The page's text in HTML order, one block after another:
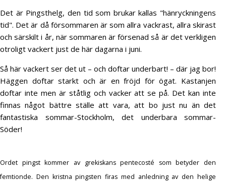
Det är Pingsthelg, den tid som brukar kallas "hänryckningens
tid". Det är då försommaren är som allra vackrast, allra skirast
och särskilt i år, när sommaren är försenad så är det verkligen
otroligt vackert just de här dagarna i juni.
Så här vackert ser det ut – och doftar underbart! – där jag bor!
Häggen doftar starkt och är en fröjd för ögat. Kastanjen
doftar inte men är ståtlig och vacker att se på. Det kan inte
finnas något bättre ställe att vara, att bo just nu än det
fantastiska sommar-Stockholm, det underbara sommar-
Söder!
Ordet pingst kommer av grekiskans pentecosté som betyder den
femtionde. Den kristna pingsten firas med anledning av den helige